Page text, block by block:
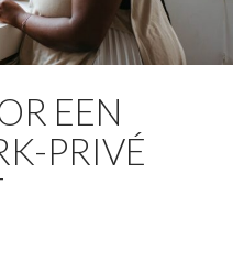
EEN
PRIVÉ